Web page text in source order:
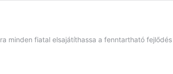
minden fiatal elsajátíthassa a fenntartható